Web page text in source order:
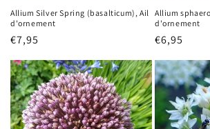
Allium Silver Spring (basalticum), Ail
d'ornement
Prix
habituel
€7,95
Allium
d'ornement
Prix
habituel
€6,95